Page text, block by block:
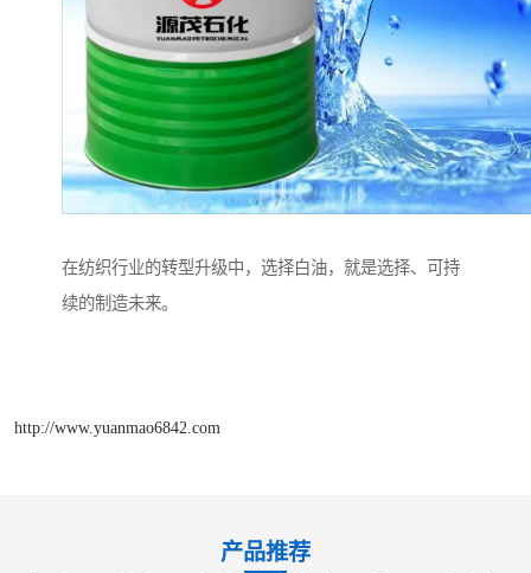
在纺织行业的转型升级中，选择白油，就是选择、可持
续的制造未来。
http://www.yuanmao6842.com
产品推荐